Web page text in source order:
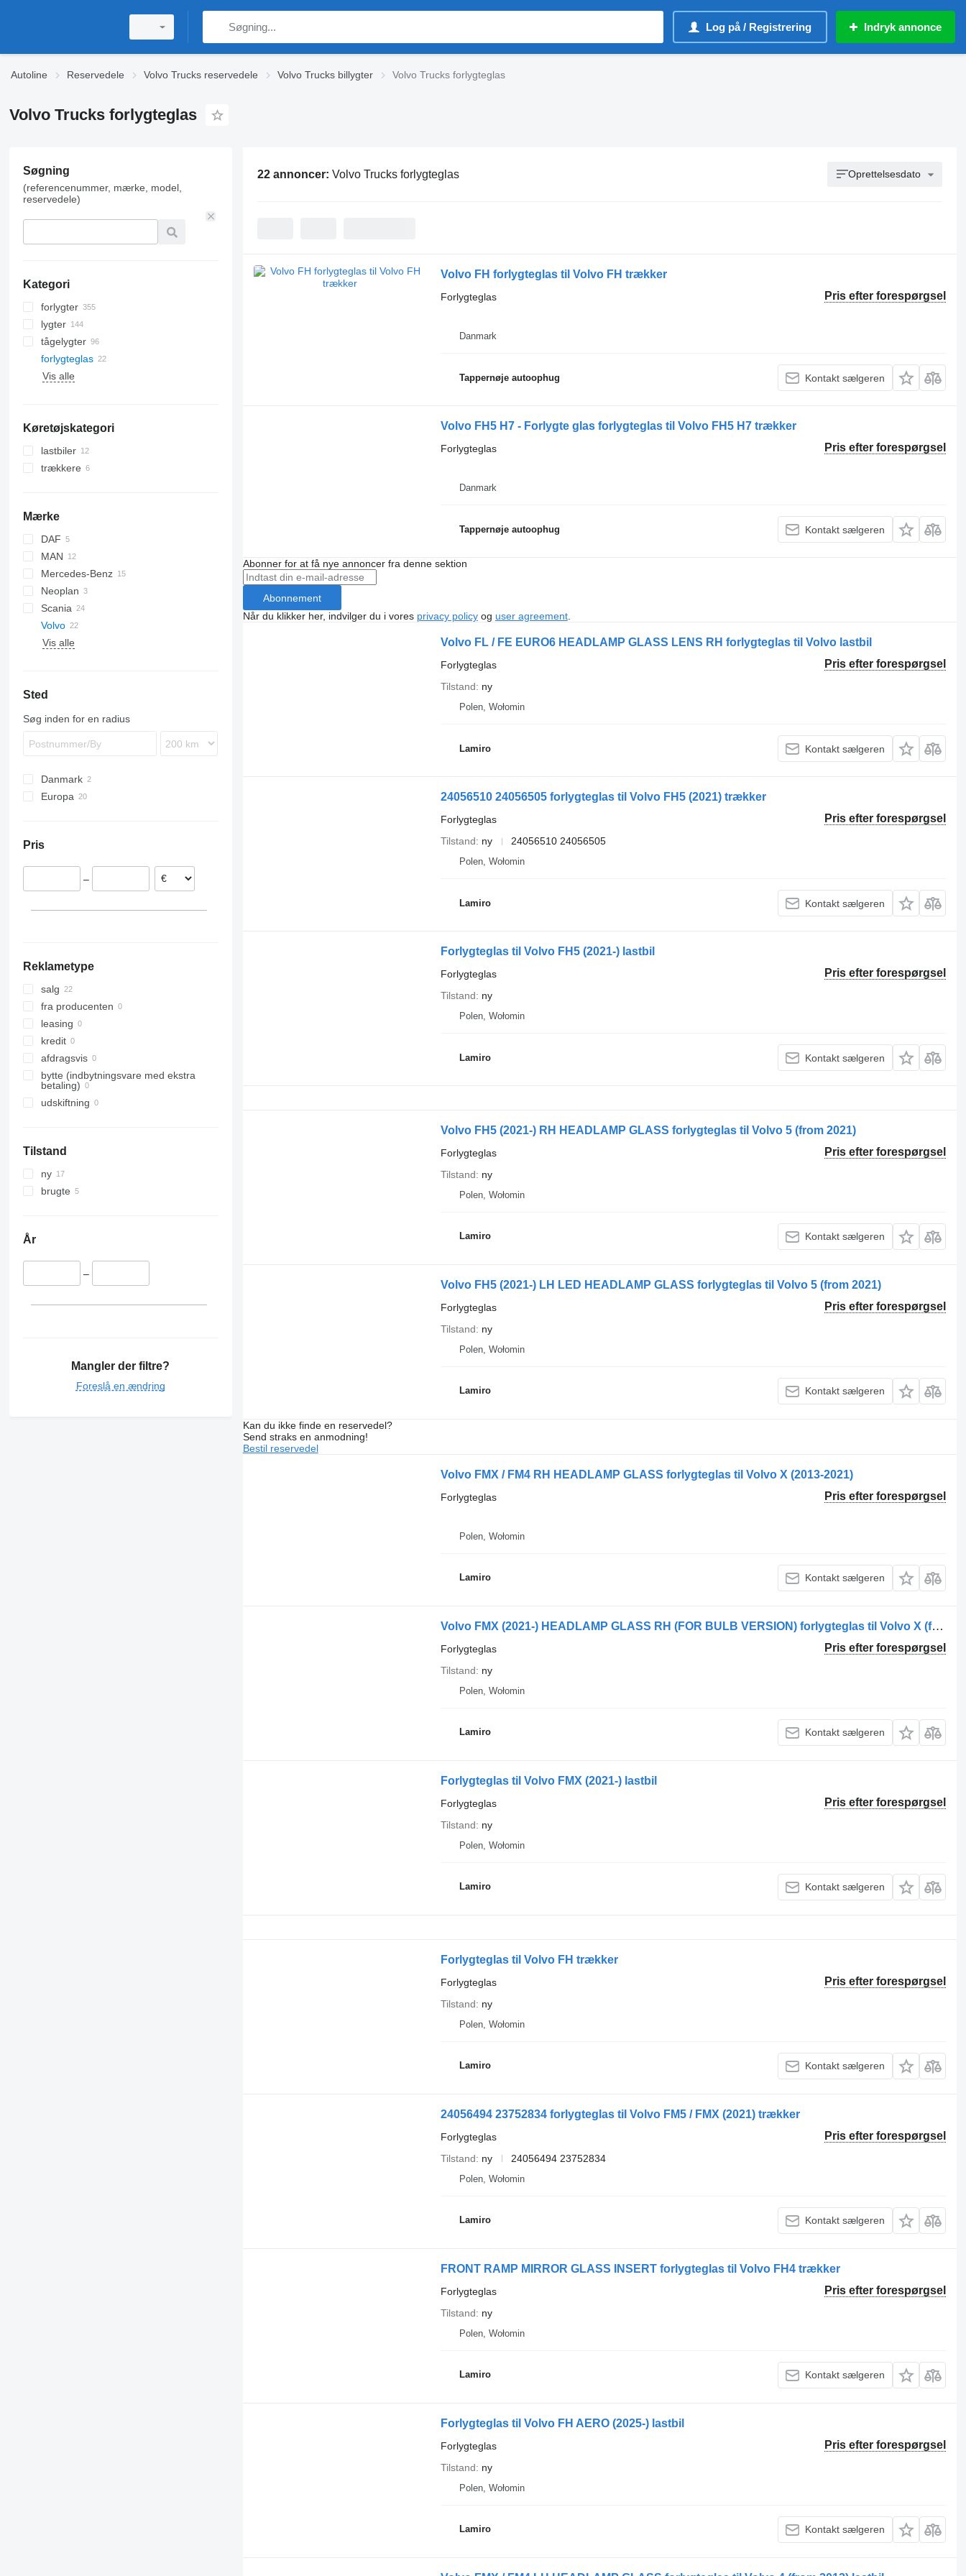
Log på / Registrering Indryk annonce
Autoline Reservedele Volvo Trucks reservedele Volvo Trucks billygter Volvo Trucks forlygteglas
Volvo Trucks forlygteglas
Søgning
(referencenummer, mærke, model,
reservedele)
Kategori
forlygter
lygter
tågelygter
forlygteglas
Vis alle
Køretøjskategori
lastbiler
trækkere
Mærke
DAF
CF
LF
XF
XG
F-MAX
MAN
TGA
TGM
TGS
TGX
Mercedes-Benz
Actros
Atego
Axor
Travego
Neoplan
Cityliner
Skyliner
Tourliner
Scania
Irizar
Volvo
FH
Vis alle
Sted
Søg inden for en radius
Danmark
Europa
Pris
–
Reklametype
salg
fra producenten
leasing
kredit
afdragsvis
bytte (indbytningsvare med ekstra
betaling)
udskiftning
Tilstand
ny
brugte
År
–
Mangler der filtre?
Foreslå en ændring
22 annoncer: Volvo Trucks forlygteglas Oprettelsesdato
Volvo FH forlygteglas til Volvo FH trækker
Pris efter forespørgsel
Forlygteglas
Danmark
Tappernøje autoophug Kontakt sælgeren
Volvo FH5 H7 - Forlygte glas forlygteglas til Volvo FH5 H7 trækker
Pris efter forespørgsel
Forlygteglas
Danmark
Tappernøje autoophug Kontakt sælgeren
Abonner for at få nye annoncer fra denne sektion
Abonnement
Når du klikker her, indvilger du i vores privacy policyog user agreement.
Volvo FL / FE EURO6 HEADLAMP GLASS LENS RH forlygteglas til Volvo lastbil
Pris efter forespørgsel
Forlygteglas
Tilstand
ny
Polen, Wołomin
Lamiro Kontakt sælgeren
24056510 24056505 forlygteglas til Volvo FH5 (2021) trækker
Pris efter forespørgsel
Forlygteglas
Tilstand
ny 24056510 24056505
Polen, Wołomin
Lamiro Kontakt sælgeren
Forlygteglas til Volvo FH5 (2021-) lastbil
Pris efter forespørgsel
Forlygteglas
Tilstand
ny
Polen, Wołomin
Lamiro Kontakt sælgeren
Volvo FH5 (2021-) RH HEADLAMP GLASS forlygteglas til Volvo 5 (from 2021)
Pris efter forespørgsel
Forlygteglas
Tilstand
ny
Polen, Wołomin
Lamiro Kontakt sælgeren
Volvo FH5 (2021-) LH LED HEADLAMP GLASS forlygteglas til Volvo 5 (from 2021)
Pris efter forespørgsel
Forlygteglas
Tilstand
ny
Polen, Wołomin
Lamiro Kontakt sælgeren
Kan du ikke finde en reservedel?
Send straks en anmodning!
Bestil reservedel
Volvo FMX / FM4 RH HEADLAMP GLASS forlygteglas til Volvo X (2013-2021)
Pris efter forespørgsel
Forlygteglas
Polen, Wołomin
Lamiro Kontakt sælgeren
Volvo FMX (2021-) HEADLAMP GLASS RH (FOR BULB VERSION) forlygteglas til Volvo X (from 2021)
Pris efter forespørgsel
Forlygteglas
Tilstand
ny
Polen, Wołomin
Lamiro Kontakt sælgeren
Forlygteglas til Volvo FMX (2021-) lastbil
Pris efter forespørgsel
Forlygteglas
Tilstand
ny
Polen, Wołomin
Lamiro Kontakt sælgeren
Forlygteglas til Volvo FH trækker
Pris efter forespørgsel
Forlygteglas
Tilstand
ny
Polen, Wołomin
Lamiro Kontakt sælgeren
24056494 23752834 forlygteglas til Volvo FM5 / FMX (2021) trækker
Pris efter forespørgsel
Forlygteglas
Tilstand
ny 24056494 23752834
Polen, Wołomin
Lamiro Kontakt sælgeren
FRONT RAMP MIRROR GLASS INSERT forlygteglas til Volvo FH4 trækker
Pris efter forespørgsel
Forlygteglas
Tilstand
ny
Polen, Wołomin
Lamiro Kontakt sælgeren
Forlygteglas til Volvo FH AERO (2025-) lastbil
Pris efter forespørgsel
Forlygteglas
Tilstand
ny
Polen, Wołomin
Lamiro Kontakt sælgeren